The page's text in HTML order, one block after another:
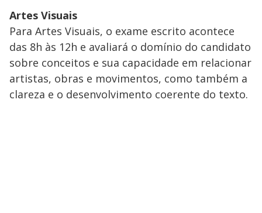
Artes Visuais
Para Artes Visuais, o exame escrito acontece
das 8h às 12h e avaliará o domínio do candidato
sobre conceitos e sua capacidade em relacionar
artistas, obras e movimentos, como também a
clareza e o desenvolvimento coerente do texto.